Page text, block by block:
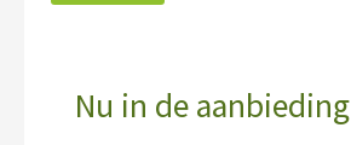
Nu in de aanbieding